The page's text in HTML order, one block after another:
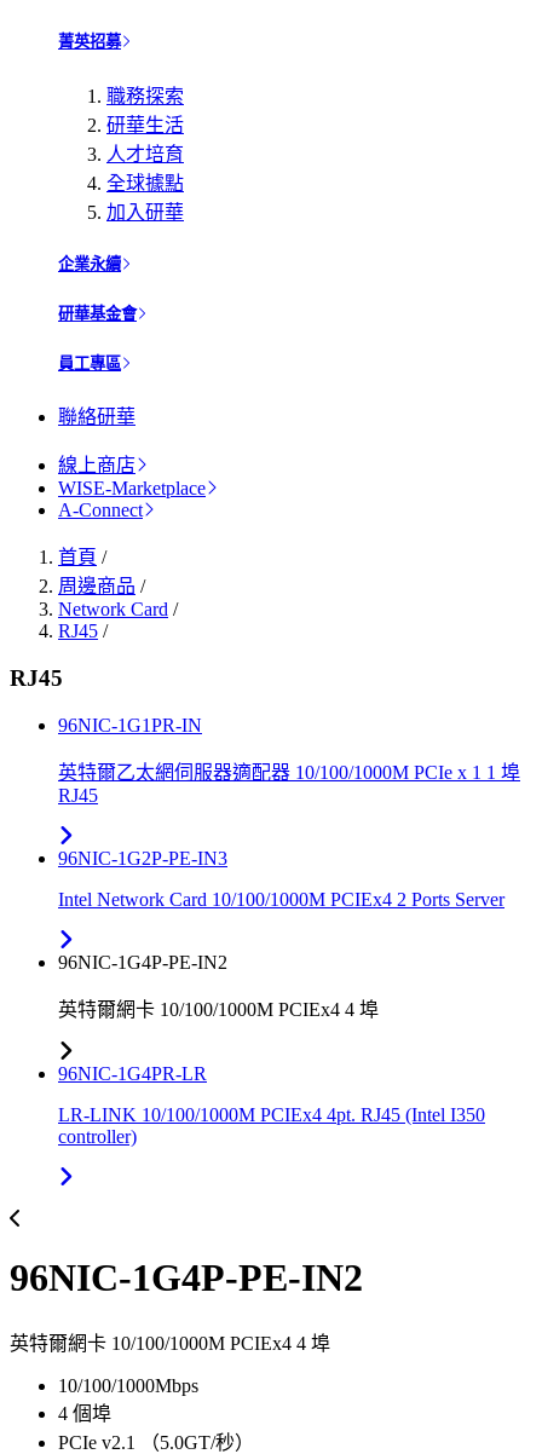
菁英招募
職務探索
研華生活
人才培育
全球據點
加入研華
企業永續
研華基金會
員工專區
聯絡研華
線上商店
WISE-Marketplace
A-Connect
首頁 /
周邊商品 /
Network Card /
RJ45 /
RJ45
96NIC-1G1PR-IN
英特爾乙太網伺服器適配器 10/100/1000M PCIe x 1 1 埠
RJ45
96NIC-1G2P-PE-IN3
Intel Network Card 10/100/1000M PCIEx4 2 Ports Server
96NIC-1G4P-PE-IN2
英特爾網卡 10/100/1000M PCIEx4 4 埠
96NIC-1G4PR-LR
LR-LINK 10/100/1000M PCIEx4 4pt. RJ45 (Intel I350
controller)
96NIC-1G4P-PE-IN2
英特爾網卡 10/100/1000M PCIEx4 4 埠
10/100/1000Mbps
4 個埠
PCIe v2.1 （5.0GT/秒）